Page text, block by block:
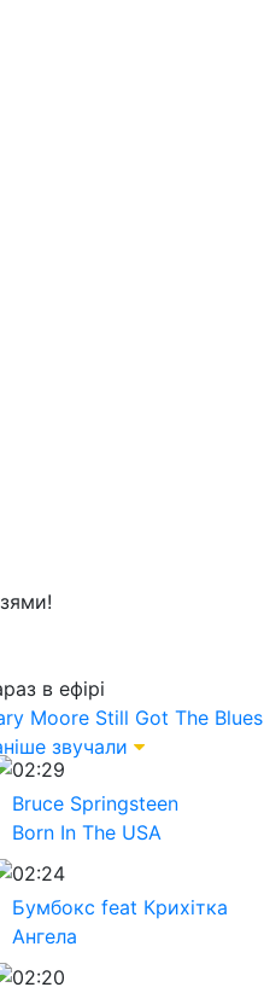
в ефірі
Moore Still Got The Blues
звучали
02:29
Bruce Springsteen
Born In The USA
02:24
Бумбокс feat Крихiтка
Ангела
02:20